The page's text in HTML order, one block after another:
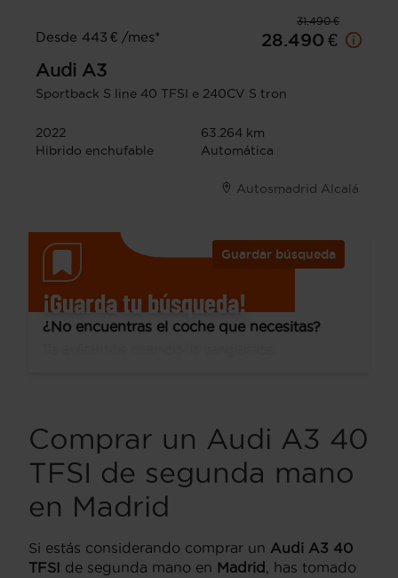
31.490 €
Desde 443 € /mes*
28.490 €
Audi A3
Sportback S line 40 TFSI e 240CV S tron
2022
63.264 km
Hibrido enchufable
Automática
Autosmadrid Alcalá
Guardar búsqueda
¡Guarda tu búsqueda!
¿No encuentras el coche que necesitas?
Comprar un Audi A3 40
TFSI de segunda mano
en Madrid
Si estás considerando comprar un Audi A3 40
TFSI de segunda mano en Madrid , has tomado